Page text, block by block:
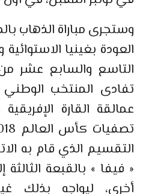
وستجرى مباراة الذهاب
العودة بغينيا
التاسع والسابع عشر
تفادى المنتخب
عمالقة القارة
التقسيم الذي قام به
« فيفا » بالقبعة
أخرى، ليواجه بذلك